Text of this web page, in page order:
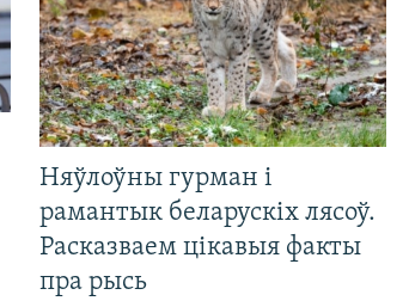
Няўлоўны гурман і
рамантык беларускіх лясоў.
Расказваем цікавыя факты
пра рысь